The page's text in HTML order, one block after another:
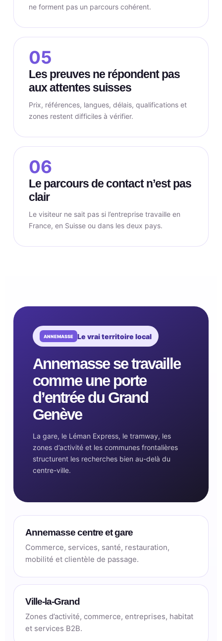
ne forment pas un parcours cohérent.
05
Les preuves ne répondent pas
aux attentes suisses
Prix, références, langues, délais, qualifications et
zones restent difficiles à vérifier.
06
Le parcours de contact n’est pas
clair
Le visiteur ne sait pas si l’entreprise travaille en
France, en Suisse ou dans les deux pays.
Le vrai territoire local
Annemasse se travaille
comme une porte
d’entrée du Grand
Genève
La gare, le Léman Express, le tramway, les
zones d’activité et les communes frontalières
structurent les recherches bien au-delà du
centre-ville.
Annemasse centre et gare
Commerce, services, santé, restauration,
mobilité et clientèle de passage.
Ville-la-Grand
Zones d’activité, commerce, entreprises, habitat
et services B2B.